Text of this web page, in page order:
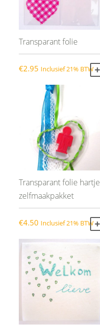
Transparant folie
€2.95 Inclusief 21% BTW
Transparant folie hartje
zelfmaakpakket
€4.50 Inclusief 21% BTW